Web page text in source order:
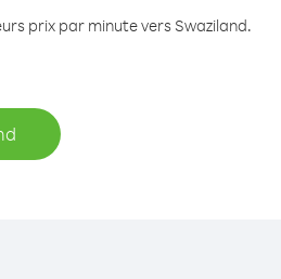
prix par minute vers Swaziland.